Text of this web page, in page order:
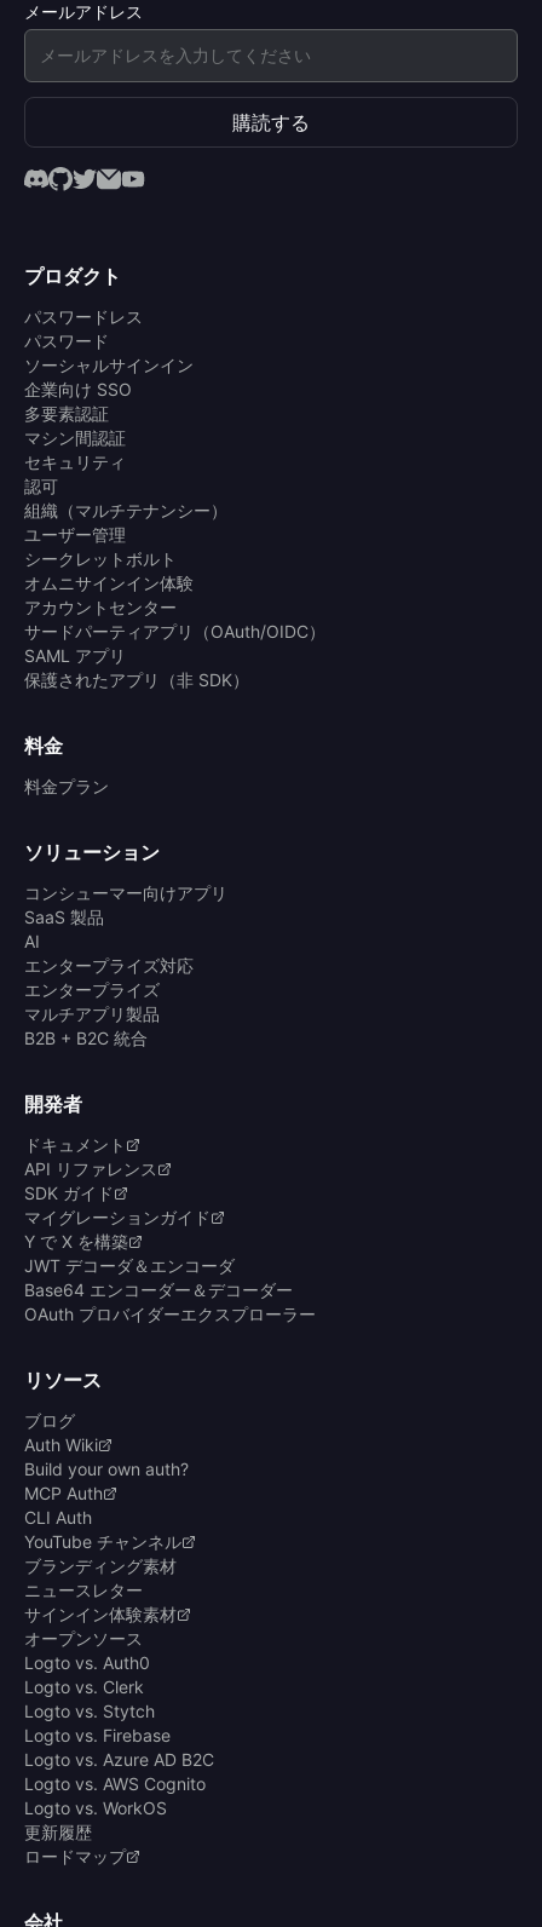
メールアドレス
購読する
プロダクト
パスワードレス
パスワード
ソーシャルサインイン
企業向け SSO
多要素認証
マシン間認証
セキュリティ
認可
組織（マルチテナンシー）
ユーザー管理
シークレットボルト
オムニサインイン体験
アカウントセンター
サードパーティアプリ（OAuth/OIDC）
SAML アプリ
保護されたアプリ（非 SDK）
料金
料金プラン
ソリューション
コンシューマー向けアプリ
SaaS 製品
AI
エンタープライズ対応
エンタープライズ
マルチアプリ製品
B2B + B2C 統合
開発者
ドキュメント
API リファレンス
SDK ガイド
マイグレーションガイド
Y で X を構築
JWT デコーダ＆エンコーダ
Base64 エンコーダー＆デコーダー
OAuth プロバイダーエクスプローラー
リソース
ブログ
Auth Wiki
Build your own auth?
MCP Auth
CLI Auth
YouTube チャンネル
ブランディング素材
ニュースレター
サインイン体験素材
オープンソース
Logto vs. Auth0
Logto vs. Clerk
Logto vs. Stytch
Logto vs. Firebase
Logto vs. Azure AD B2C
Logto vs. AWS Cognito
Logto vs. WorkOS
更新履歴
ロードマップ